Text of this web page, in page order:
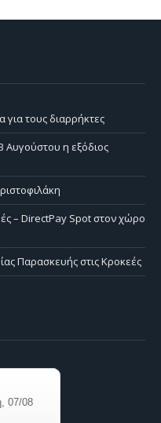
για τους διαρρήκτες
Αυγούστου η εξόδιος
– DirectPay Spot στον χώρο
Παρασκευής στις Κροκεές